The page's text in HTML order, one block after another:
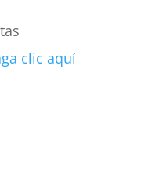
clic aquí